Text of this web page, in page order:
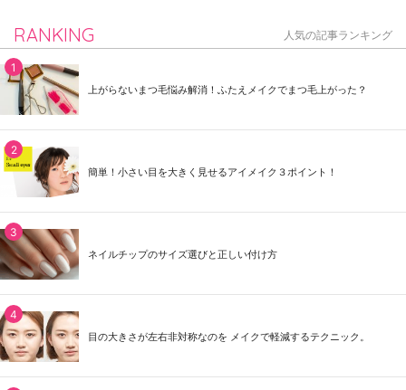
RANKING 人気の記事ランキング
上がらないまつ毛悩み解消！ふたえメイクでまつ毛上がった？
簡単！小さい目を大きく見せるアイメイク３ポイント！
ネイルチップのサイズ選びと正しい付け方
目の大きさが左右非対称なのを メイクで軽減するテクニック。